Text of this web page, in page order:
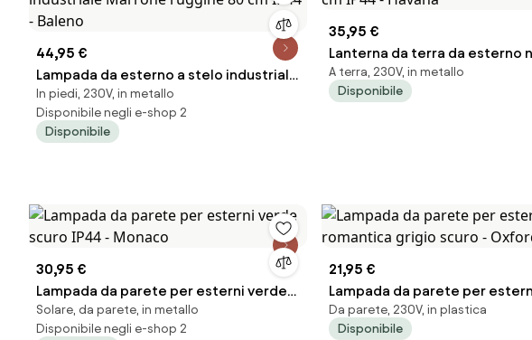
44,95 €
Lampada da esterno a stelo industriale
Marrone ruggine 80 cm IP44 - Baleno
In piedi, 230V, in metallo
Disponibile negli e-shop 2
Disponibile
35,95 €
Lanterna da terra da esterno
cm IP44 - Havana
A terra, 230V, in metallo
Disponibile
30,95 €
Lampada da parete per esterni verde
scuro IP44 - Monaco
Solare, da parete, in metallo
Disponibile negli e-shop 2
21,95 €
Lampada da parete per
romantica grigio scuro -
Da parete, 230V, in plastica
Disponibile